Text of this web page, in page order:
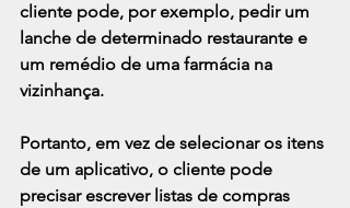
cliente pode, por exemplo, pedir um
lanche de determinado restaurante e
um remédio de uma farmácia na
vizinhança.
Portanto, em vez de selecionar os itens
de um aplicativo, o cliente pode
precisar escrever listas de compras